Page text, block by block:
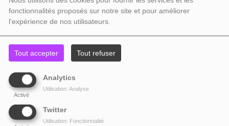
fonctionnalités proposés sur notre site et pour améliorer
l'expérience de nos utilisateurs.
Tout accepter Tout refuser
Analytics
Activé
Utilisation: Analyse
Twitter
Utilisation: Fonctionnalité